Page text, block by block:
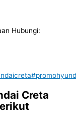
Hubungi:
Creta